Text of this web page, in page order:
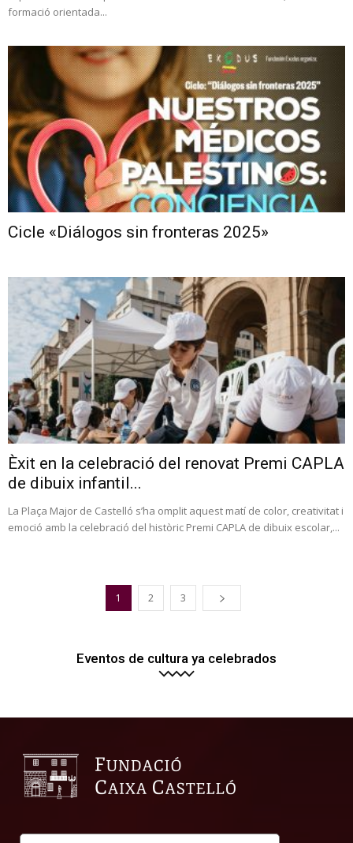
formació orientada...
Cicle «Diálogos sin fronteras 2025»
Èxit en la celebració del renovat Premi CAPLA
de dibuix infantil...
La Plaça Major de Castelló s’ha omplit aquest matí de color, creativitat i
emoció amb la celebració del històric Premi CAPLA de dibuix escolar,...
1 2 3
Eventos de cultura ya celebrados